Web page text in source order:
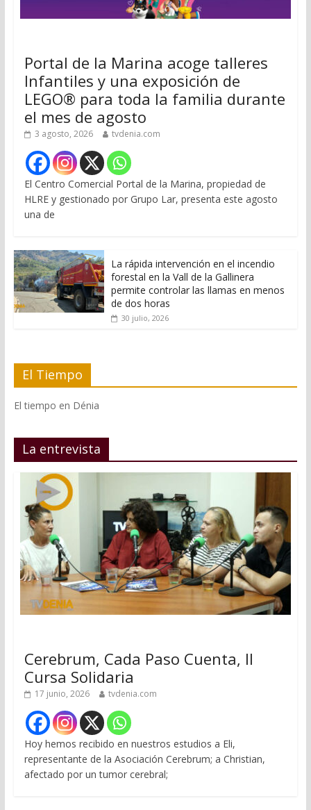
Portal de la Marina acoge talleres
Infantiles y una exposición de
LEGO® para toda la familia durante
el mes de agosto
3 agosto, 2026 tvdenia.com
El Centro Comercial Portal de la Marina, propiedad de
HLRE y gestionado por Grupo Lar, presenta este agosto
una de
La rápida intervención en el incendio
forestal en la Vall de la Gallinera
permite controlar las llamas en menos
de dos horas
30 julio, 2026
El Tiempo
El tiempo en Dénia
La entrevista
Cerebrum, Cada Paso Cuenta, II
Cursa Solidaria
17 junio, 2026 tvdenia.com
Hoy hemos recibido en nuestros estudios a Eli,
representante de la Asociación Cerebrum; a Christian,
afectado por un tumor cerebral;